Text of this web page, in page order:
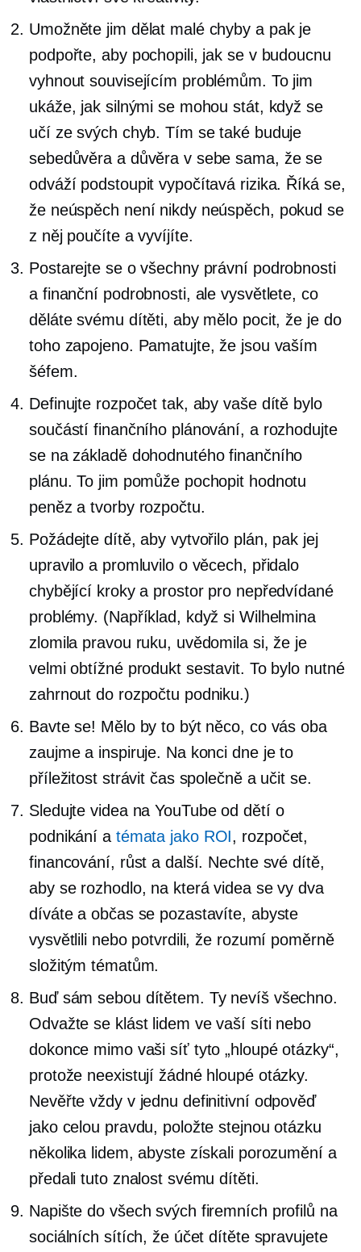
Umožněte jim dělat malé chyby a pak je
podpořte, aby pochopili, jak se v budoucnu
vyhnout souvisejícím problémům. To jim
ukáže, jak silnými se mohou stát, když se
učí ze svých chyb. Tím se také buduje
sebedůvěra a důvěra v sebe sama, že se
odváží podstoupit vypočítavá rizika. Říká se,
že neúspěch není nikdy neúspěch, pokud se
z něj poučíte a vyvíjíte.
Postarejte se o všechny právní podrobnosti
a finanční podrobnosti, ale vysvětlete, co
děláte svému dítěti, aby mělo pocit, že je do
toho zapojeno. Pamatujte, že jsou vaším
šéfem.
Definujte rozpočet tak, aby vaše dítě bylo
součástí finančního plánování, a rozhodujte
se na základě dohodnutého finančního
plánu. To jim pomůže pochopit hodnotu
peněz a tvorby rozpočtu.
Požádejte dítě, aby vytvořilo plán, pak jej
upravilo a promluvilo o věcech, přidalo
chybějící kroky a prostor pro nepředvídané
problémy. (Například, když si Wilhelmina
zlomila pravou ruku, uvědomila si, že je
velmi obtížné produkt sestavit. To bylo nutné
zahrnout do rozpočtu podniku.)
Bavte se! Mělo by to být něco, co vás oba
zaujme a inspiruje. Na konci dne je to
příležitost strávit čas společně a učit se.
Sledujte videa na YouTube od dětí o
podnikání a témata jako ROI, rozpočet,
financování, růst a další. Nechte své dítě,
aby se rozhodlo, na která videa se vy dva
díváte a občas se pozastavíte, abyste
vysvětlili nebo potvrdili, že rozumí poměrně
složitým tématům.
Buď sám sebou dítětem. Ty nevíš všechno.
Odvažte se klást lidem ve vaší síti nebo
dokonce mimo vaši síť tyto „hloupé otázky“,
protože neexistují žádné hloupé otázky.
Nevěřte vždy v jednu definitivní odpověď
jako celou pravdu, položte stejnou otázku
několika lidem, abyste získali porozumění a
předali tuto znalost svému dítěti.
Napište do všech svých firemních profilů na
sociálních sítích, že účet dítěte spravujete